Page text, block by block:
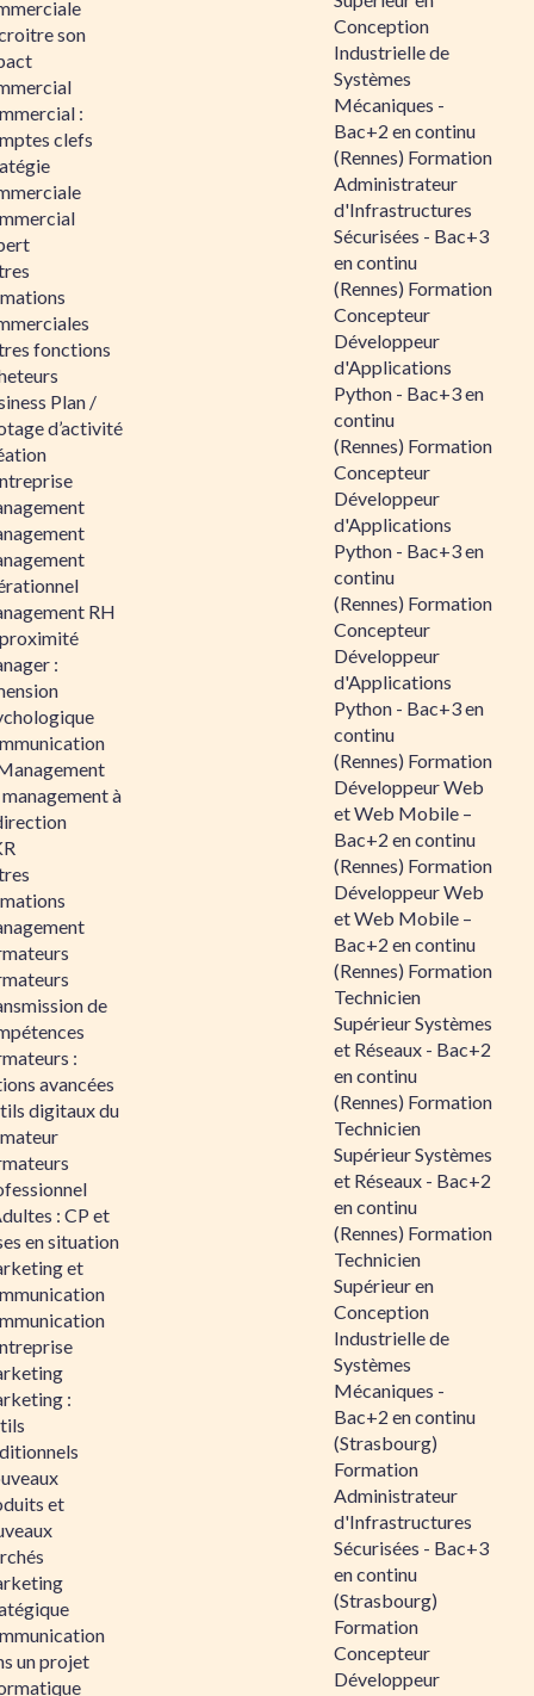
son
:
clefs
fonctions
Plan /
d’activité
RH
:
à
de
:
avancées
digitaux du
: CP et
en situation
et
:
et
un projet
Conception
Industrielle de
Systèmes
Mécaniques -
Bac+2 en continu
(Rennes) Formation
Administrateur
d'Infrastructures
Sécurisées - Bac+3
en continu
(Rennes) Formation
Concepteur
Développeur
d'Applications
Python - Bac+3 en
continu
(Rennes) Formation
Concepteur
Développeur
d'Applications
Python - Bac+3 en
continu
(Rennes) Formation
Concepteur
Développeur
d'Applications
Python - Bac+3 en
continu
(Rennes) Formation
Développeur Web
et Web Mobile –
Bac+2 en continu
(Rennes) Formation
Développeur Web
et Web Mobile –
Bac+2 en continu
(Rennes) Formation
Technicien
Supérieur Systèmes
et Réseaux - Bac+2
en continu
(Rennes) Formation
Technicien
Supérieur Systèmes
et Réseaux - Bac+2
en continu
(Rennes) Formation
Technicien
Supérieur en
Conception
Industrielle de
Systèmes
Mécaniques -
Bac+2 en continu
(Strasbourg)
Formation
Administrateur
d'Infrastructures
Sécurisées - Bac+3
en continu
(Strasbourg)
Formation
Concepteur
Développeur